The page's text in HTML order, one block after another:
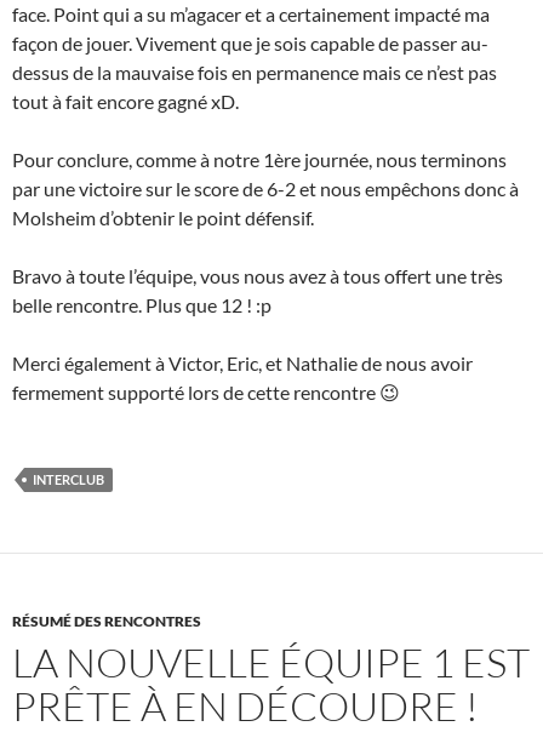
face. Point qui a su m’agacer et a certainement impacté ma
façon de jouer. Vivement que je sois capable de passer au-
dessus de la mauvaise fois en permanence mais ce n’est pas
tout à fait encore gagné xD.
Pour conclure, comme à notre 1ère journée, nous terminons
par une victoire sur le score de 6-2 et nous empêchons donc à
Molsheim d’obtenir le point défensif.
Bravo à toute l’équipe, vous nous avez à tous offert une très
belle rencontre. Plus que 12 ! :p
Merci également à Victor, Eric, et Nathalie de nous avoir
fermement supporté lors de cette rencontre 😉
INTERCLUB
RÉSUMÉ DES RENCONTRES
LA NOUVELLE ÉQUIPE 1 EST
PRÊTE À EN DÉCOUDRE !